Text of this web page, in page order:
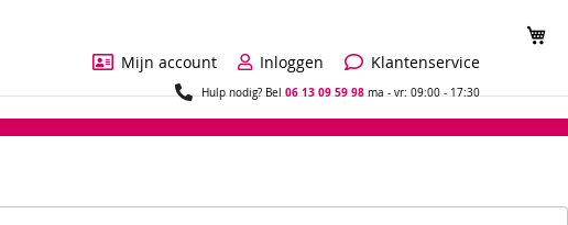
Mijn account
Inloggen Klantenservice
Hulp nodig? Bel06 13 09 59 98ma - vr: 09:00 - 17:30